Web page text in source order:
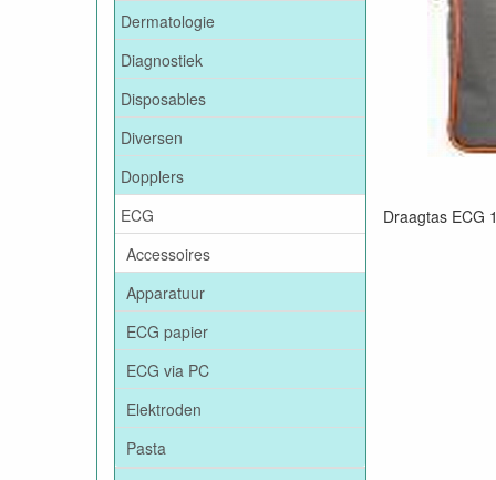
Dermatologie
Diagnostiek
Disposables
Diversen
Dopplers
ECG
Accessoires
Apparatuur
ECG papier
ECG via PC
Elektroden
Pasta
Draagtas ECG